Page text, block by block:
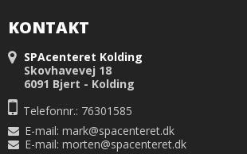
KONTAKT
SPAcenteret Kolding
Skovhavevej 18
6091 Bjert - Kolding
Telefonnr.: 76301585
E-mail: mark@spacenteret.dk
E-mail: morten@spacenteret.dk